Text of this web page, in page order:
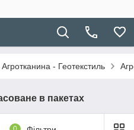
- Геотекстиль
в пакетах